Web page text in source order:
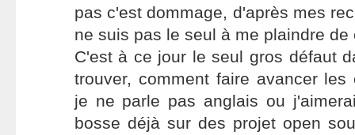
pas c'est dommage, d'après mes
ne suis pas le seul à me plaindre de
C'est à ce jour le seul gros défaut
trouver, comment faire avancer
je ne parle pas anglais ou
bosse déjà sur des projet open